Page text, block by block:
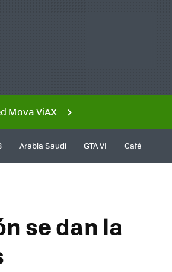
Mova ViAX
Arabia Saudí GTA VI Café
se dan la